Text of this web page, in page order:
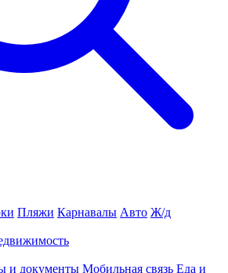
Пляжи Карнавалы Авто Ж/д
и документы Мобильная связь Еда и